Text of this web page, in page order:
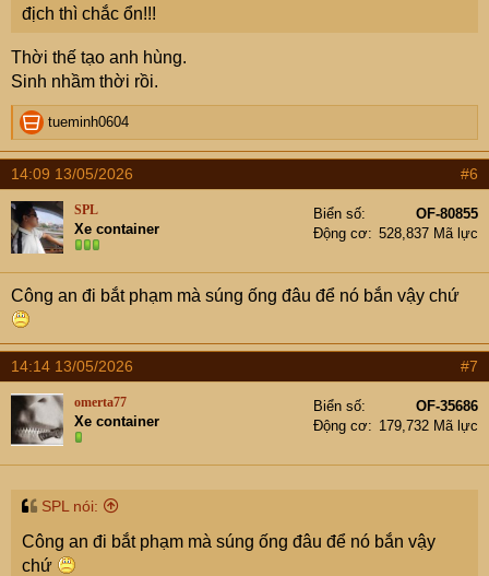
địch thì chắc ổn!!!
Thời thế tạo anh hùng.
Sinh nhầm thời rồi.
R
e
a
c
t
i
o
n
s
:
tueminh0604
14:09 13/05/2026 #6
SPL
Xe container
Biển số
OF-80855
Động cơ
528,837 Mã lực
Công an đi bắt phạm mà súng ống đâu để nó bắn vậy chứ
14:14 13/05/2026 #7
omerta77
Xe container
Biển số
OF-35686
Động cơ
179,732 Mã lực
SPL nói:
Công an đi bắt phạm mà súng ống đâu để nó bắn vậy
chứ